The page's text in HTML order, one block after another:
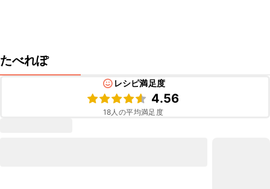
たべれぽ
レシピ満足度
4.56
18人の平均満足度